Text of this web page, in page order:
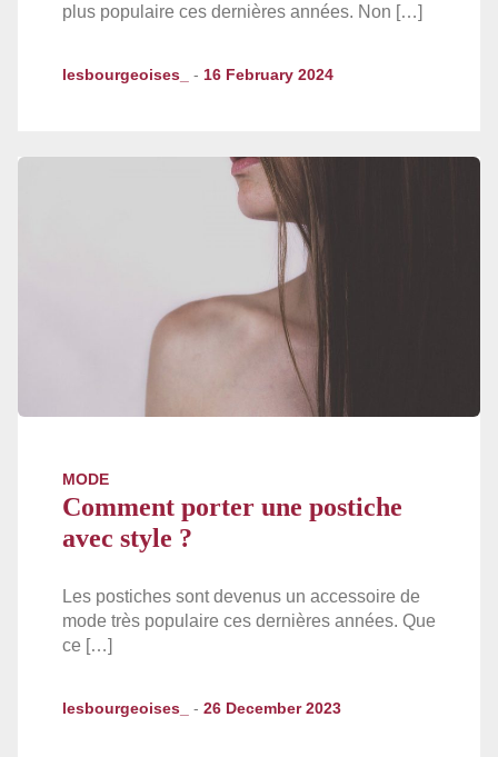
plus populaire ces dernières années. Non […]
lesbourgeoises_ - 16 February 2024
MODE
Comment porter une postiche
avec style ?
Les postiches sont devenus un accessoire de
mode très populaire ces dernières années. Que
ce […]
lesbourgeoises_ - 26 December 2023